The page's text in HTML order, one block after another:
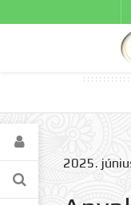
Gadgets
2025.